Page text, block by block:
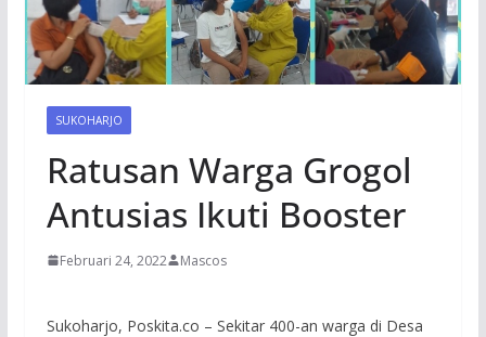
SUKOHARJO
Ratusan Warga Grogol
Antusias Ikuti Booster
Februari 24, 2022 Mascos
Sukoharjo, Poskita.co – Sekitar 400-an warga di Desa